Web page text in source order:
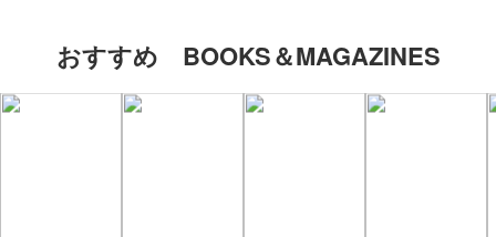
おすすめ BOOKS＆MAGAZINES